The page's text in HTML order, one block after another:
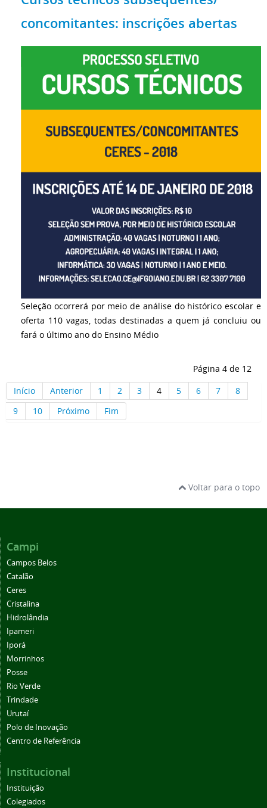
concomitantes: inscrições abertas
Seleção ocorrerá por meio de análise do histórico escolar e
oferta 110 vagas, todas destinadas a quem já concluiu ou
fará o último ano do Ensino Médio
Página 4 de 12
Início
Anterior 1 2 3 4 5 6 7
8
9
10 Próximo Fim
Voltar para o topo
Campi
Campos Belos
Catalão
Ceres
Cristalina
Hidrolândia
Ipameri
Iporá
Morrinhos
Posse
Rio Verde
Trindade
Urutaí
Polo de Inovação
Centro de Referência
Institucional
Instituição
Colegiados